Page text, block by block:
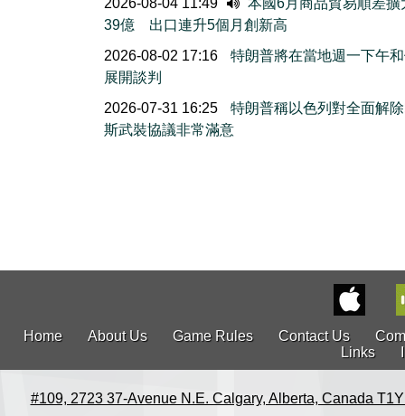
2026-08-04 11:49
本國6月商品貿易順差擴
39億 出口連升5個月創新高
2026-08-02 17:16
特朗普將在當地週一下午
展開談判
2026-07-31 16:25
特朗普稱以色列對全面解
斯武裝協議非常滿意
Home About Us Game Rules Contact Us
Links
#109, 2723 37-Avenue N.E. Calgary, Alberta, Canada